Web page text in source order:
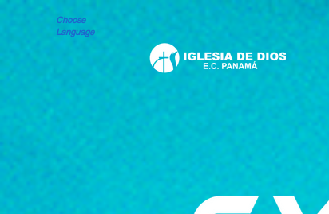
Choose
Language